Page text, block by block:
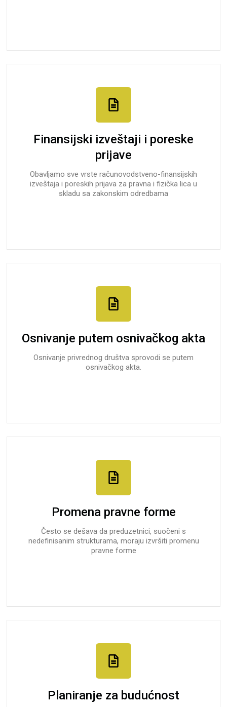
Finansijski izveštaji i poreske
prijave
Obavljamo sve vrste računovodstveno-finansijskih
izveštaja i poreskih prijava za pravna i fizička lica u
skladu sa zakonskim odredbama
Osnivanje putem osnivačkog akta
Osnivanje privrednog društva sprovodi se putem
osnivačkog akta.
Promena pravne forme
Često se dešava da preduzetnici, suočeni s
nedefinisanim strukturama, moraju izvršiti promenu
pravne forme
Planiranje za budućnost